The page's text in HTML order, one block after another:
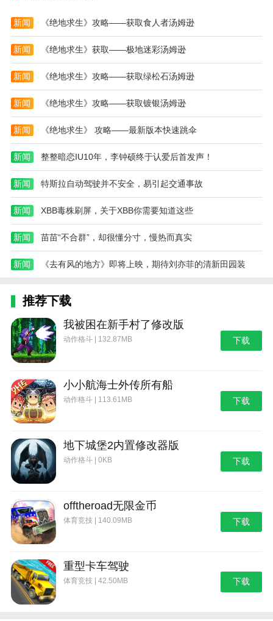
新闻 《绝地求生》攻略——获取食人者汤姆逊
新闻 《绝地求生》获取——极地迷彩汤姆逊
新闻 《绝地求生》攻略——获取绿松石汤姆逊
新闻 《绝地求生》攻略——获取镀银汤姆逊
新闻 《绝地求生》 攻略——最新版本快速跳伞
新闻 整整暗恋IU10年，李钟硕终于认爱后首发声！
新闻 特斯拉自动驾驶并不安全，易引起交通事故
新闻 XBB毒株刷屏，关于XBB你需要知道这些
新闻 苗苗“不合群”，却很懂分寸，慢热而真实
新闻 《去有风的地方》即将上映，期待刘亦菲的清新田园装
推荐下载
我被困在新手村了修改版
动作格斗 | 132.87MB 下载
小小航海士外传所有船
动作格斗 | 113.61MB 下载
地下城堡2内置修改器版
动作格斗 | 0KB 下载
offtheroad无限金币
体育竞技 | 140.09MB 下载
重型卡车驾驶
体育竞技 | 42.50MB 下载